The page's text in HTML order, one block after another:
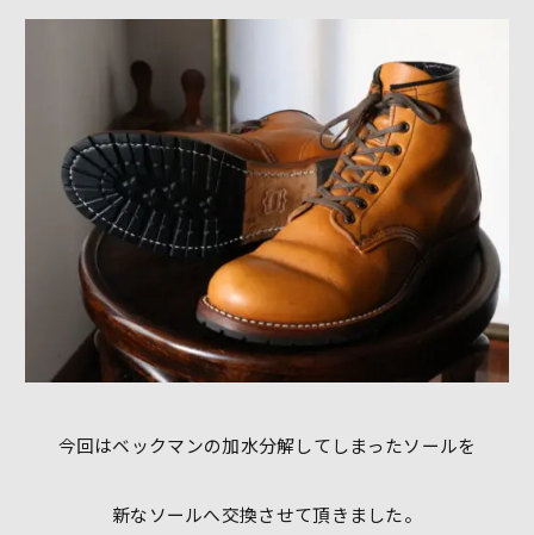
今回はベックマンの加水分解してしまったソールを
新なソールへ交換させて頂きました。